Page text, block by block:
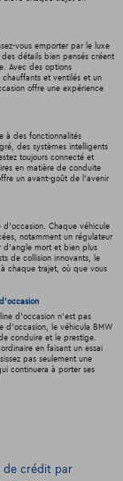
vous emporter par le luxe
détails bien pensés créent
Avec des options
et ventilés et un
offre une expérience
à des fonctionnalités
des systèmes intelligents
toujours connecté et
en matière de conduite
un avant-goût de l'avenir
d'occasion. Chaque véhicule
notamment un régulateur
d'angle mort et bien plus
de collision innovants, le
chaque trajet, où que vous
d'occasion n'est pas
d'occasion, le véhicula BMW
conduire et le prestige.
en faisant un essai
pas seulement une
continuera à porter ses
de crédit par